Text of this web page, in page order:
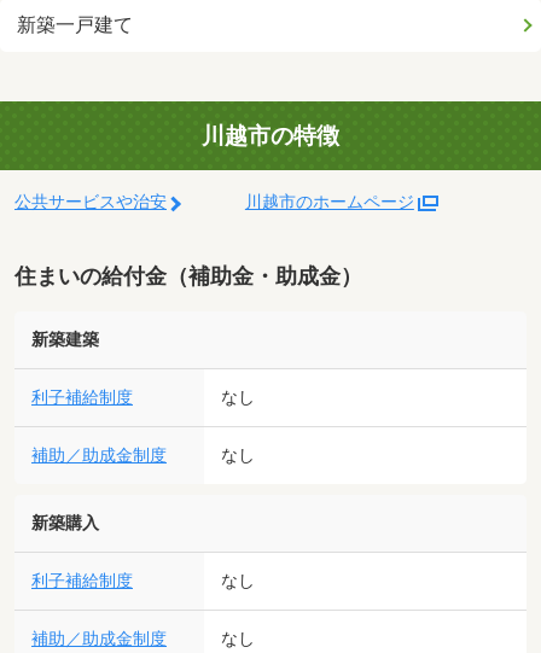
新築一戸建て
川越市の特徴
公共サービスや治安 川越市のホームページ
住まいの給付金（補助金・助成金）
新築建築
利子補給制度 なし
補助／助成金制度 なし
新築購入
利子補給制度 なし
補助／助成金制度 なし